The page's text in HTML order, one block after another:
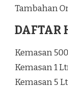
Tambahan
DAFTAR
Kemasan
Kemasan 1
Kemasan 5